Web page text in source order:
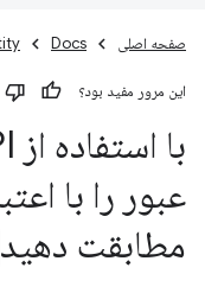
صفحه اصلی Docs
این مرور مفید بود؟
عبور را با
مطابقت دهید